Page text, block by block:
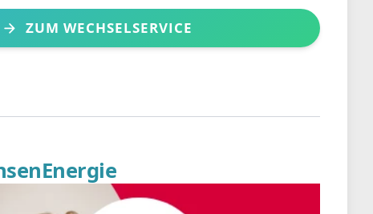
ZUM WECHSELSERVICE